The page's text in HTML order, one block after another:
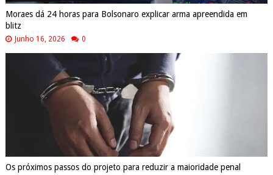
Moraes dá 24 horas para Bolsonaro explicar arma apreendida em
blitz
Junho 16, 2026 0
Os próximos passos do projeto para reduzir a maioridade penal